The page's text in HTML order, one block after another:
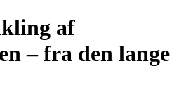
af
– fra den lange